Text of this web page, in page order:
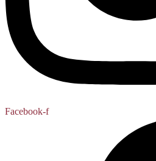
Facebook-f